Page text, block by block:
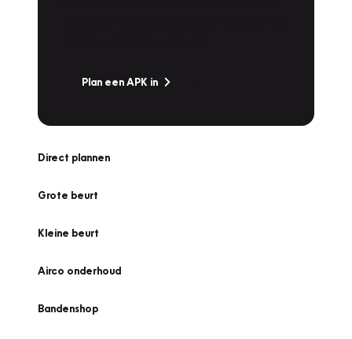
Plan een APK in
Direct plannen
Grote beurt
Kleine beurt
Airco onderhoud
Bandenshop